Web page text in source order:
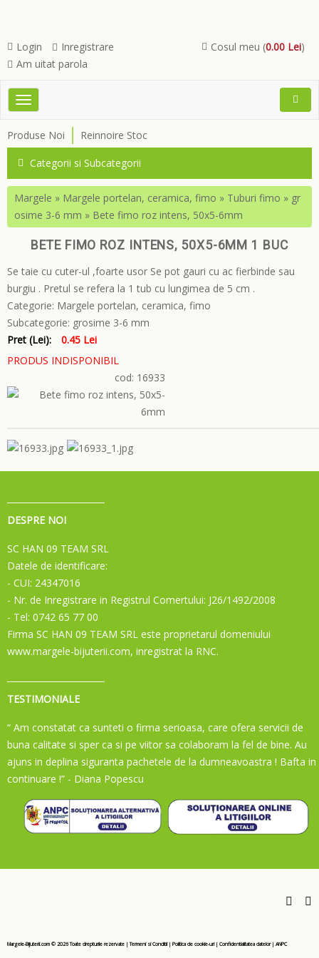
Cosul meu (0.00 Lei)
Login
Inregistrare
Am uitat parola
Toggle
Open
Produse Noi Reinnoire Stoc
Categorii si Subcategorii
Margele » Margele portelan, ceramica, fimo » Tuburi fimo » gr
osime 3-6 mm » Bete fimo roz intens, 50x5-6mm
BETE FIMO ROZ INTENS, 50X5-6MM 1 BUC
Se taie cu cuter-ul ,foarte usor Se pot gauri cu ac fierbinde sau
burgiu . Pretul se refera la 1 tub cu lungimea de 5 cm .
Categorie: Margele portelan, ceramica, fimo
Subcategorie: grosime 3-6 mm
Pret (Lei):
0.45 Lei
PRODUS INDISPONIBIL
cod: 16933
DESPRE NOI
SC HAN 09 TEAM SRL
Datele de identificare:
- CUI: 24347016
- Nr. de Inregistrare in Registrul Comertului: J26/1492/2008
- Tel: 0742 65 77 00
Firma SC HAN 09 TEAM SRL este proprietarul domeniului
www.margele-bijuterii.com, inregistrat la RNC.
TESTIMONIALE
“ Am constatat ca sunteti o firma serioasa, care ofera servicii de
buna calitate si sper ca si pe viitor sa colaboram la fel de bine. Au
ajuns in deplina siguranta pachetele de la dumneavoastra ! Bafta in
continuare !” - Diana Popescu
Margele-Bijuterii.com © 2026Toate drepturile rezervate | Termeni si Conditii | Politica de cookie-uri | Confidentialitatea datelor | ANPC